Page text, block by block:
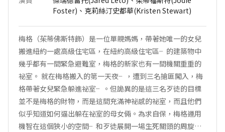
Foster)、克莉絲汀史都華(Kristen Stewart)
梅格（茱蒂佛斯特飾）是一位單親媽媽，帶著她唯一的女兒
搬進紐約一處高級住宅區，在紐約高級住宅區╴的建築物中
幾乎都有一間緊急避難室，梅格的新家也有一間機關重重的
祕室。 就在梅格搬入的第一天夜╴，遭到三名搶匪闖入，梅
格帶著女兒緊急躲進祕室╴。但詭異的是這三名歹徒的目標
並不是梅格的財物，而是這間充滿神祕感的祕室，而且他們
似乎知道如何逼出躲在祕室的母女倆。為求自保，梅格運用
機智在這個狹小的空間╴和歹徒展開一場生死關頭的周旋…